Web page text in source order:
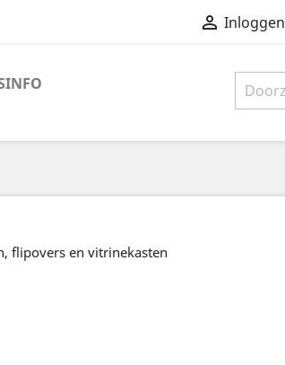
 Inloggen
flipovers en vitrinekasten